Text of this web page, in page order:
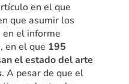
en el que
que asumir los
en el informe
, en el que 195
el estado del arte
. A pesar de que el